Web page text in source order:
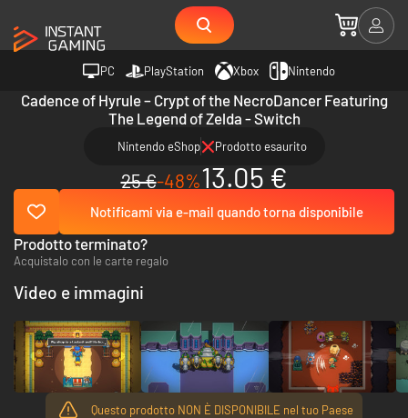
PC PlayStation Xbox Nintendo
Cadence of Hyrule – Crypt of the NecroDancer Featuring
The Legend of Zelda - Switch
Nintendo eShop Prodotto esaurito
25 €-48%13.05 €
Notificami via e-mail quando torna disponibile
Questo prodotto NON È DISPONIBILE nel tuo Paese
Prodotto terminato?
Acquistalo con le carte regalo
Video e immagini